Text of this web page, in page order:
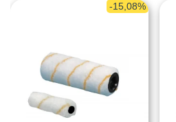
-15,08%